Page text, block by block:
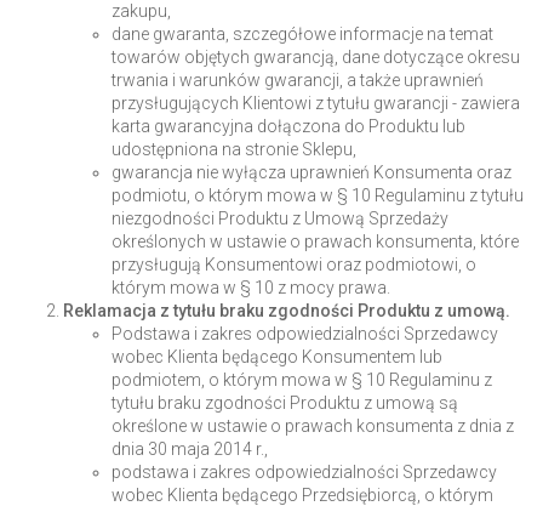
zakupu,
dane gwaranta, szczegółowe informacje na temat
towarów objętych gwarancją, dane dotyczące okresu
trwania i warunków gwarancji, a także uprawnień
przysługujących Klientowi z tytułu gwarancji - zawiera
karta gwarancyjna dołączona do Produktu lub
udostępniona na stronie Sklepu,
gwarancja nie wyłącza uprawnień Konsumenta oraz
podmiotu, o którym mowa w § 10 Regulaminu z tytułu
niezgodności Produktu z Umową Sprzedaży
określonych w ustawie o prawach konsumenta, które
przysługują Konsumentowi oraz podmiotowi, o
którym mowa w § 10 z mocy prawa.
Reklamacja z tytułu braku zgodności Produktu z umową.
Podstawa i zakres odpowiedzialności Sprzedawcy
wobec Klienta będącego Konsumentem lub
podmiotem, o którym mowa w § 10 Regulaminu z
tytułu braku zgodności Produktu z umową są
określone w ustawie o prawach konsumenta z dnia z
dnia 30 maja 2014 r.,
podstawa i zakres odpowiedzialności Sprzedawcy
wobec Klienta będącego Przedsiębiorcą, o którym